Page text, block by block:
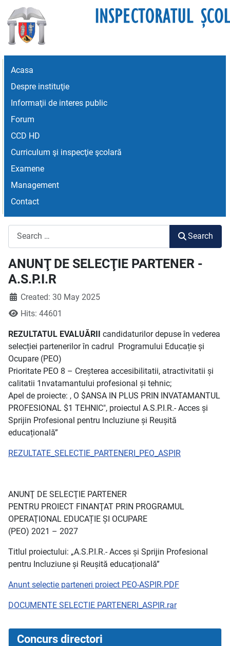
Acasa
Despre instituţie
Informaţii de interes public
Forum
CCD HD
Curriculum şi inspecţie şcolară
Examene
Management
Contact
Search
ANUNŢ DE SELECŢIE PARTENER -
A.S.P.I.R
Created: 30 May 2025
Hits: 44601
REZULTATUL EVALUĂRII candidaturilor depuse în vederea
selecției partenerilor în cadrul Programului Educație și
Ocupare (PEO)
Prioritate PEO 8 – Creșterea accesibilitatii, atractivitatii și
calitatii 1nvatamantului profesional și tehnic;
Apel de proiecte: , O $ANSA IN PLUS PRIN INVATAMANTUL
PROFESIONAL $1 TEHNIC", proiectul A.S.P.I.R.- Acces și
Sprijin Profesional pentru Incluziune și Reușită
educațională”
REZULTATE_SELECTIE_PARTENERI_PEO_ASPIR
ANUNŢ DE SELECŢIE PARTENER
PENTRU PROIECT FINANŢAT PRIN PROGRAMUL
OPERAŢIONAL EDUCAȚIE ȘI OCUPARE
(PEO) 2021 – 2027
Titlul proiectului: „A.S.P.I.R.- Acces și Sprijin Profesional
pentru Incluziune și Reușită educațională”
Anunt selectie parteneri proiect PEO-ASPIR.PDF
DOCUMENTE SELECTIE PARTENERI_ASPIR.rar
Concurs directori